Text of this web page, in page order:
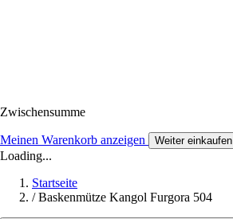
Zwischensumme
Meinen Warenkorb anzeigen Weiter einkaufen
Loading...
Startseite
/ Baskenmütze Kangol Furgora 504